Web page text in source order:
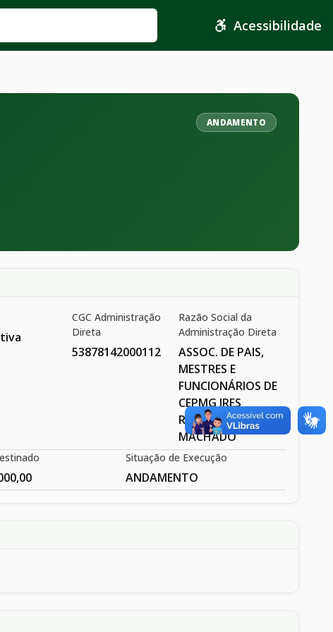
Acessibilidade
ANDAMENTO
CGC Administração
Direta
53878142000112
Razão Social da
Administração Direta
ASSOC. DE PAIS,
MESTRES E
FUNCIONÁRIOS DE
CEPMG IRES
REZENDE
MACHADO
Situação de Execução
ANDAMENTO